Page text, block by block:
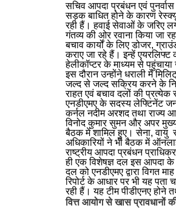
सचिव आपदा प्रबंधन एवं पुनर्वास
सड़क बाधित होने के कारण
रही हैं। हवाई सेवाओं के जरिए
गंतव्य की ओर रवाना किया जा
बचाव कार्यों के लिए डोजर,
कराए जा रहे हैं। इन्हें
हेलीकॉप्टर के माध्यम से पहुंचाया
इस दौरान उन्होंने धराली में
जल्द से जल्द सक्रिय करने के
राहत एवं बचाव दलों की
एनडीएमए के सदस्य लेफ्टिनेंट
कर्नल नदीम अरशद तथा राज्य
विनोद कुमार सुमन और अपर मुख्य
बैठक में शामिल हुए। सेना, वायु
अधिकारियों ने भी बैठक में
राष्ट्रीय आपदा प्रबंधन
ही एक विशेषज्ञ दल इस आपदा के
दल को एनडीएमए द्वारा विगत
रिपोर्ट के आधार पर भी यह
रही हैं। यह टीम पीडीएनए होने
वित्त आयोग से खास प्रावधानों